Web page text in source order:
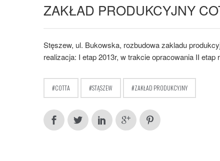
ZAKŁAD PRODUKCYJNY
Stęszew, ul. Bukowska, rozbudowa zakladu
realizacja: I etap 2013r, w trakcie opracowania II etap
COTTA STĄSZEW ZAKŁAD PRODUKCYJNY